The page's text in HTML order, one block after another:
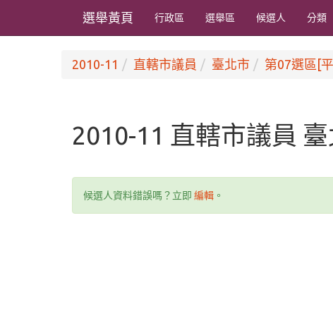
選舉黃頁 行政區 選舉區 候選人 分類
2010-11 直轄市議員 臺北市 第07選區[
2010-11 直轄市議員
候選人資料錯誤嗎？立即 編輯 。